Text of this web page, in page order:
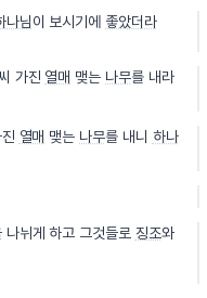
나님이 보시기에 좋았더라
가진 열매 맺는 나무를 내라
열매 맺는 나무를 내니 하나
뉘게 하고 그것들로 징조와